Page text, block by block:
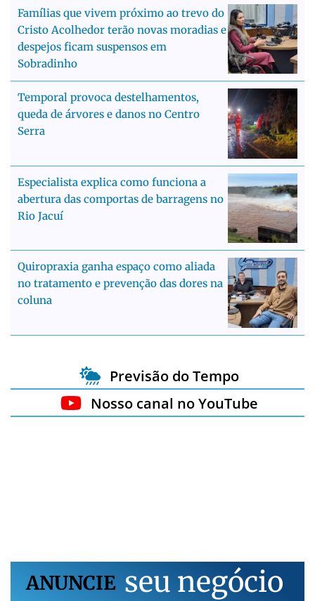
Famílias que vivem próximo ao trevo do
Cristo Acolhedor terão novas moradias e
despejos ficam suspensos em
Sobradinho
Temporal provoca destelhamentos,
queda de árvores e danos no Centro
Serra
Especialista explica como funciona a
abertura das comportas de barragens no
Rio Jacuí
Quiropraxia ganha espaço como aliada
no tratamento e prevenção das dores na
coluna
Previsão do Tempo
Nosso canal no YouTube
ANUNCIE seu negócio